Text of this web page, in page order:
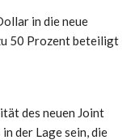
in die neue
50 Prozent beteiligt
des neuen Joint
der Lage sein, die